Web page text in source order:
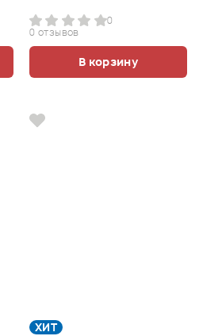
0
0 отзывов
В корзину
ХИТ